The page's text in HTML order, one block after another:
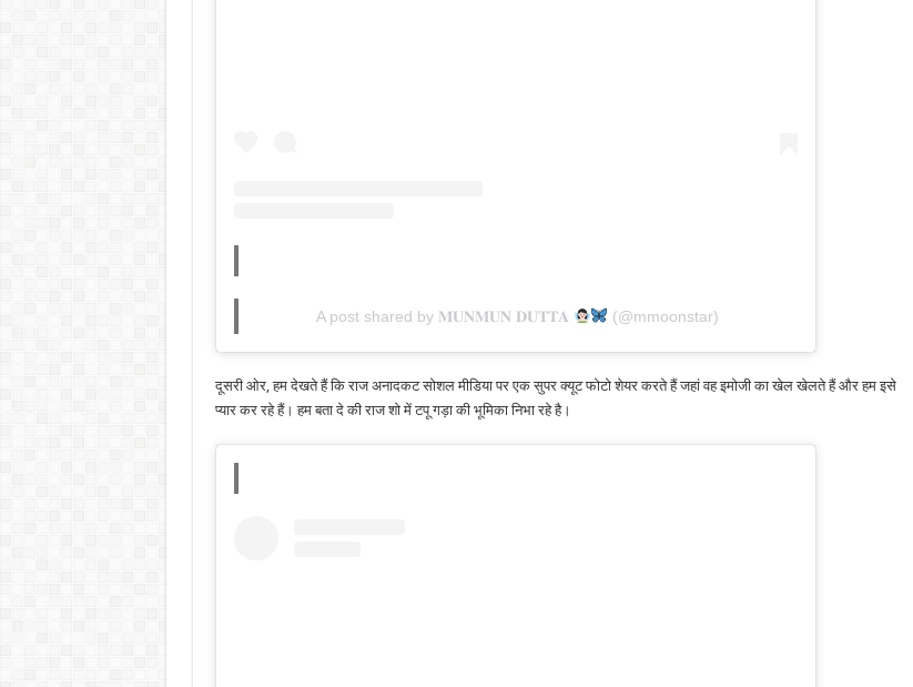
A post shared by 𝐌𝐔𝐍𝐌𝐔𝐍 𝐃𝐔𝐓𝐓𝐀 (@mmoonstar)
दूसरी ओर, हम देखते हैं कि राज अनादकट सोशल मीडिया पर एक सुपर क्यूट फोटो शेयर करते हैं जहां वह इमोजी का खेल खेलते हैं और हम इसे
प्यार कर रहे हैं। हम बता दे की राज शो में टपू गड़ा की भूमिका निभा रहे है।